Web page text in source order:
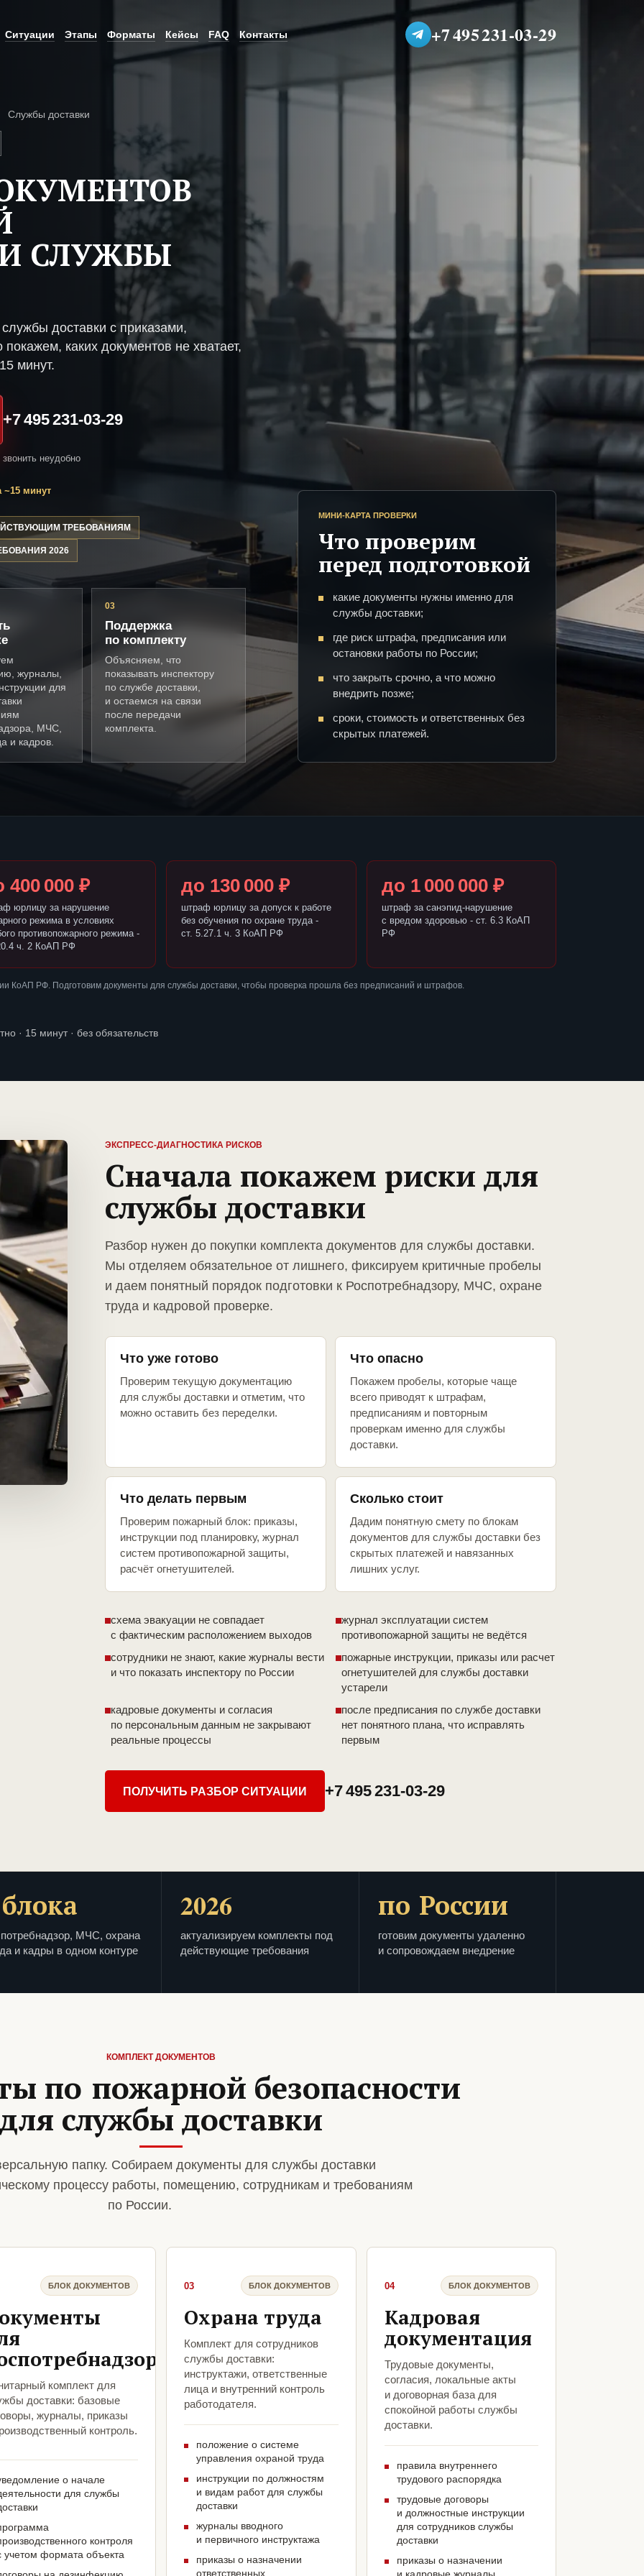
Ситуации Этапы Форматы Кейсы FAQ Контакты +7 495 231-03-29
Службы доставки
СЛУЖБЫ
доставки с приказами,
каких документов не хватает,
минут.
+7 495 231-03-29
неудобно
~15 минут
ТРЕБОВАНИЯМ
2026
журналы,
для
МЧС,
и кадров.
03
Поддержка
по комплекту
Объясняем, что
показывать инспектору
по службе доставки,
и остаемся на связи
после передачи
комплекта.
МИНИ-КАРТА ПРОВЕРКИ
Что проверим
перед подготовкой
какие документы нужны именно для
службы доставки;
где риск штрафа, предписания или
остановки работы по России;
что закрыть срочно, а что можно
внедрить позже;
сроки, стоимость и ответственных без
скрытых платежей.
400 000 ₽
юрлицу за нарушение
режима в условиях
противопожарного режима -
ч. 2 КоАП РФ
до 130 000 ₽
штраф юрлицу за допуск к работе
без обучения по охране труда -
ст. 5.27.1 ч. 3 КоАП РФ
до 1 000 000 ₽
штраф за санэпид-нарушение
с вредом здоровью - ст. 6.3 КоАП
РФ
КоАП РФ. Подготовим документы для службы доставки, чтобы проверка прошла без предписаний и штрафов.
· 15 минут · без обязательств
ЭКСПРЕСС-ДИАГНОСТИКА РИСКОВ
Сначала покажем риски для
службы доставки
Разбор нужен до покупки комплекта документов для службы доставки.
Мы отделяем обязательное от лишнего, фиксируем критичные пробелы
и даем понятный порядок подготовки к Роспотребнадзору, МЧС, охране
труда и кадровой проверке.
Что уже готово
Проверим текущую документацию
для службы доставки и отметим, что
можно оставить без переделки.
Что опасно
Покажем пробелы, которые чаще
всего приводят к штрафам,
предписаниям и повторным
проверкам именно для службы
доставки.
Что делать первым
Проверим пожарный блок: приказы,
инструкции под планировку, журнал
систем противопожарной защиты,
расчёт огнетушителей.
Сколько стоит
Дадим понятную смету по блокам
документов для службы доставки без
скрытых платежей и навязанных
лишних услуг.
схема эвакуации не совпадает
с фактическим расположением выходов
журнал эксплуатации систем
противопожарной защиты не ведётся
сотрудники не знают, какие журналы вести
и что показать инспектору по России
пожарные инструкции, приказы или расчет
огнетушителей для службы доставки
устарели
кадровые документы и согласия
по персональным данным не закрывают
реальные процессы
после предписания по службе доставки
нет понятного плана, что исправлять
первым
ПОЛУЧИТЬ РАЗБОР СИТУАЦИИ +7 495 231-03-29
МЧС, охрана
и кадры в одном контуре
2026
актуализируем комплекты под
действующие требования
по России
готовим документы удаленно
и сопровождаем внедрение
КОМПЛЕКТ ДОКУМЕНТОВ
по пожарной безопасности
для службы доставки
папку. Собираем документы для службы доставки
процессу работы, помещению, сотрудникам и требованиям
по России.
БЛОК ДОКУМЕНТОВ
комплект для
доставки: базовые
журналы, приказы
контроль.
о начале
для службы
контроля
учетом формата объекта
03 БЛОК ДОКУМЕНТОВ
Охрана труда
Комплект для сотрудников
службы доставки:
инструктажи, ответственные
лица и внутренний контроль
работодателя.
положение о системе
управления охраной труда
инструкции по должностям
и видам работ для службы
доставки
журналы вводного
и первичного инструктажа
приказы о назначении
ответственных
04 БЛОК ДОКУМЕНТОВ
Кадровая
документация
Трудовые документы,
согласия, локальные акты
и договорная база для
спокойной работы службы
доставки.
правила внутреннего
трудового распорядка
трудовые договоры
и должностные инструкции
для сотрудников службы
доставки
приказы о назначении